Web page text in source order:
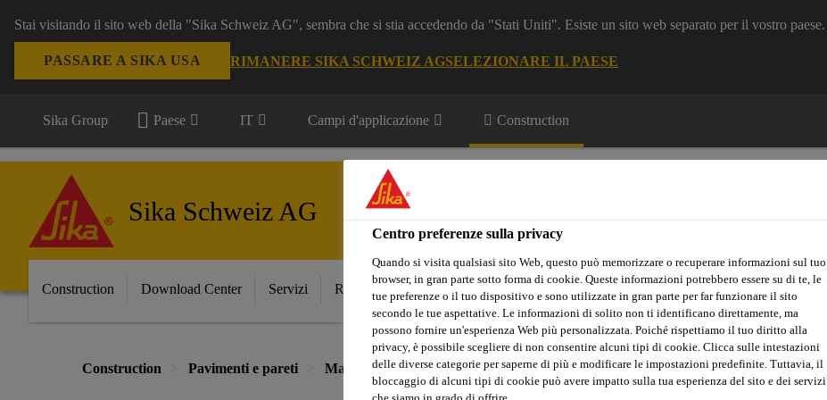
Stai visitando il sito web della "Sika Schweiz AG", sembra che si stia accedendo da "Stati Uniti". Esiste un sito web separato per il vostro paese.
PASSARE A SIKA USA RIMANERE SIKA SCHWEIZ AGSELEZIONARE IL PAESE
Sika Group Paese IT Campi d'applicazione Construction
Sika Schweiz AG
Construction Download Center Servizi Referenze Sika Apps Interlocutore
Construction Pavimenti e pareti Materiali per parquet e pavimentazione Sigillanti, oli e detergenti per parquet
Centro preferenze sulla privacy
Quando si visita qualsiasi sito Web, questo può memorizzare o recuperare informazioni sul tuo
browser, in gran parte sotto forma di cookie. Queste informazioni potrebbero essere su di te, le
tue preferenze o il tuo dispositivo e sono utilizzate in gran parte per far funzionare il sito
secondo le tue aspettative. Le informazioni di solito non ti identificano direttamente, ma
possono fornire un'esperienza Web più personalizzata. Poiché rispettiamo il tuo diritto alla
privacy, è possibile scegliere di non consentire alcuni tipi di cookie. Clicca sulle intestazioni
delle diverse categorie per saperne di più e modificare le impostazioni predefinite. Tuttavia, il
bloccaggio di alcuni tipi di cookie può avere impatto sulla tua esperienza del sito e dei servizi